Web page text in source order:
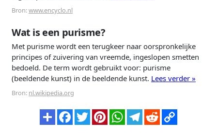
Bron:www.encyclo.nl
Wat is een purisme?
Met purisme wordt een terugkeer naar oorspronkelijke
principes of zuivering van vreemde, ingeslopen smetten
bedoeld. De term wordt gebruikt voor: purisme
(beeldende kunst) in de beeldende kunst. Lees verder »
Bron: nl.wikipedia.org